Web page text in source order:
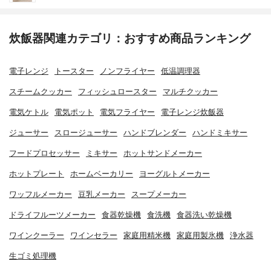
炊飯器関連カテゴリ：おすすめ商品ランキング
電子レンジ トースター ノンフライヤー 低温調理器
スチームクッカー フィッシュロースター マルチクッカー
電気ケトル 電気ポット 電気フライヤー 電子レンジ炊飯器
ジューサー スロージューサー ハンドブレンダー ハンドミキサー
フードプロセッサー ミキサー ホットサンドメーカー
ホットプレート ホームベーカリー ヨーグルトメーカー
ワッフルメーカー 豆乳メーカー スープメーカー
ドライフルーツメーカー 食器乾燥機 食洗機 食器洗い乾燥機
ワインクーラー ワインセラー 家庭用精米機 家庭用製氷機 浄水器
生ゴミ処理機